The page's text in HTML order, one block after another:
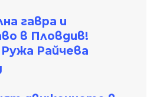
гавра и
в Пловдив!
Ружа Райчева